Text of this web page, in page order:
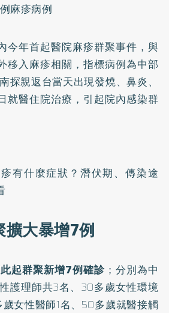
麻疹病例
今年首起醫院麻疹群聚事件，與
移入麻疹相關，指標病例為中部
探親返台當天出現發燒、鼻炎、
就醫住院治療，引起院內感染群
有什麼症狀？潛伏期、傳染途
大暴增7例
起群聚新增7例確診；分別為中
護理師共3名、30多歲女性環境
女性醫師1名、50多歲就醫接觸